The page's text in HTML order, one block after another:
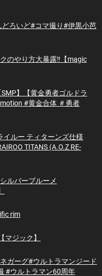
ろいど#コマ撮り#伊黒小芭
のやり方大暴露‼️【magic
】【黄金勇者ゴルドラ
#黄金合体 ＃勇者
イルー ティターンズ仕様
TITANS (A.O.Z RE-
ルバーブルーメ
rim
ジック】
ガーグ#ウルトラマンジード
#ウルトラマン60周年